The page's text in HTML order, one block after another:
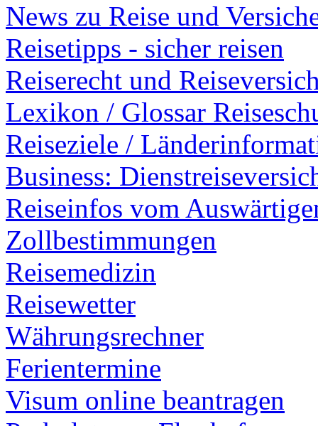
News zu Reise und
Reisetipps - sicher reisen
Reiserecht und
Lexikon / Glossar
Reiseziele /
Business:
Reiseinfos vom
Zollbestimmungen
Reisemedizin
Reisewetter
Währungsrechner
Ferientermine
Visum online beantragen